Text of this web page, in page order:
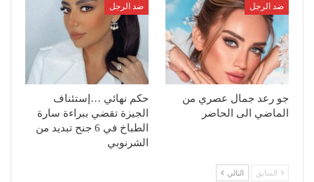
ضد الرجل
جو رعد جمال عصري من
الماضي الى الحاضر
ضد الرجل
حكم نهائي …إستئناف
الجيزة تقضي ببراءة سارة
الطباخ في 6 جنح تبديد من
الشرنوبي
السابق التالي